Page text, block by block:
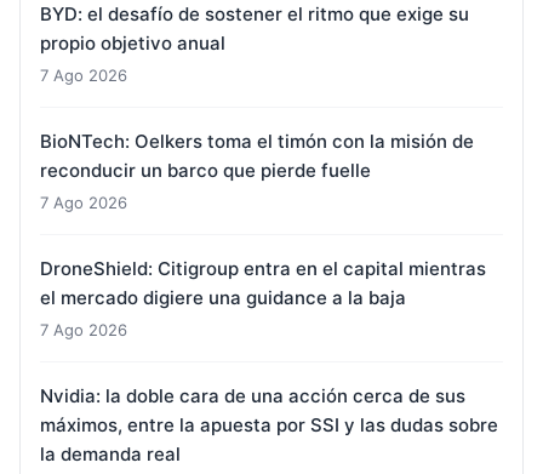
BYD: el desafío de sostener el ritmo que exige su
propio objetivo anual
7 Ago 2026
BioNTech: Oelkers toma el timón con la misión de
reconducir un barco que pierde fuelle
7 Ago 2026
DroneShield: Citigroup entra en el capital mientras
el mercado digiere una guidance a la baja
7 Ago 2026
Nvidia: la doble cara de una acción cerca de sus
máximos, entre la apuesta por SSI y las dudas sobre
la demanda real